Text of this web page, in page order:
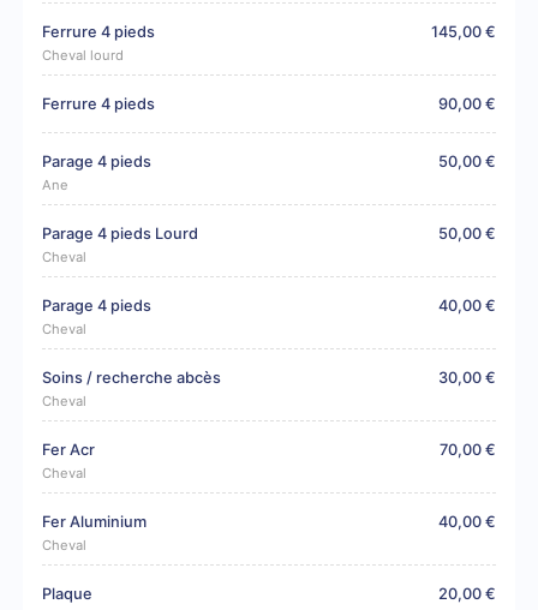
Ferrure 4 pieds
Cheval lourd
145,00 €
Ferrure 4 pieds 90,00 €
Parage 4 pieds
Ane
50,00 €
Parage 4 pieds Lourd
Cheval
50,00 €
Parage 4 pieds
Cheval
40,00 €
Soins / recherche abcès
Cheval
30,00 €
Fer Acr
Cheval
70,00 €
Fer Aluminium
Cheval
40,00 €
Plaque 20,00 €